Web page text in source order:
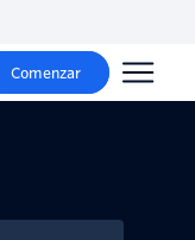
Comenzar